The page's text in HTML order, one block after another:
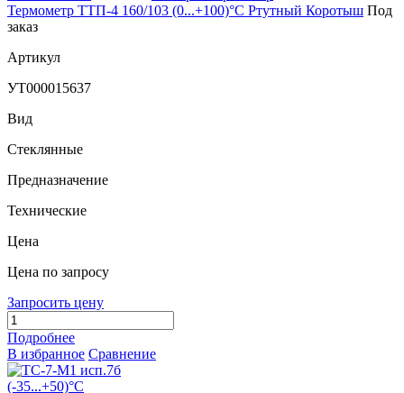
Термометр ТТП-4 160/103 (0...+100)°С Ртутный Коротыш Под
заказ
Артикул
УТ000015637
Вид
Стеклянные
Предназначение
Технические
Цена
Цена по запросу
Запросить цену
Подробнее
В избранное Сравнение